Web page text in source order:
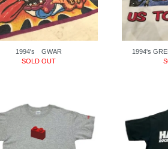
1994's GWAR
SOLD OUT
1994's